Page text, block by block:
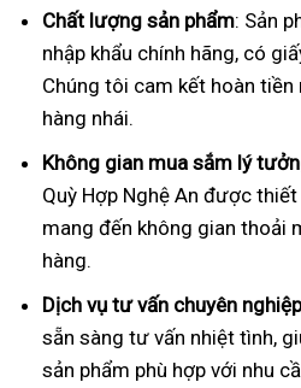
Chất lượng sản phẩm: Sản
nhập khẩu chính hãng, có
Chúng tôi cam kết hoàn tiền
hàng nhái.
Không gian mua sắm lý
Quỳ Hợp Nghệ An được
mang đến không gian thoải
hàng.
Dịch vụ tư vấn chuyên nghiệp
sẵn sàng tư vấn nhiệt tình,
sản phẩm phù hợp với nhu